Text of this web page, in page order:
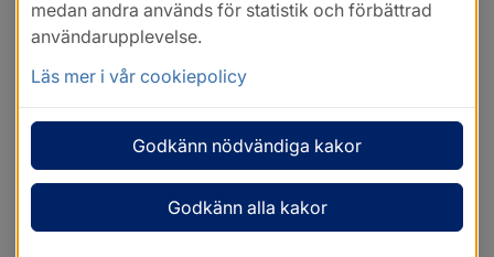
medan andra används för statistik och förbättrad
användarupplevelse.
Läs mer i vår cookiepolicy
Godkänn nödvändiga kakor
Godkänn alla kakor